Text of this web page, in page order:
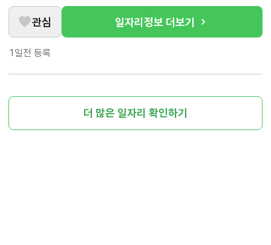
관심 일자리정보 더보기
1일전 등록
더 많은 일자리 확인하기